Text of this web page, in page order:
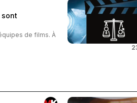
de films. À